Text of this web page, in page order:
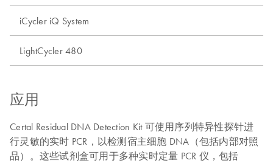
iCycler iQ System
LightCycler 480
应用
Certal Residual DNA Detection Kit 可使用序列特异性探针进
行灵敏的实时 PCR，以检测宿主细胞 DNA（包括内部对照
品）。这些试剂盒可用于多种实时定量 PCR 仪，包括